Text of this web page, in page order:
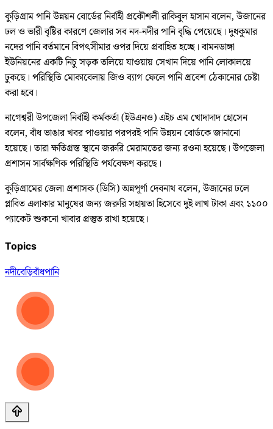
কুড়িগ্রাম পানি উন্নয়ন বোর্ডের নির্বাহী প্রকৌশলী রাকিবুল হাসান বলেন, উজানের
ঢল ও ভারী বৃষ্টির কারণে জেলার সব নদ-নদীর পানি বৃদ্ধি পেয়েছে। দুধকুমার
নদের পানি বর্তমানে বিপৎসীমার ওপর দিয়ে প্রবাহিত হচ্ছে। বামনডাঙ্গা
ইউনিয়নের একটি নিচু সড়ক তলিয়ে যাওয়ায় সেখান দিয়ে পানি লোকালয়ে
ঢুকছে। পরিস্থিতি মোকাবেলায় জিও ব্যাগ ফেলে পানি প্রবেশ ঠেকানোর চেষ্টা
করা হবে।
নাগেশ্বরী উপজেলা নির্বাহী কর্মকর্তা (ইউএনও) এইচ এম খোদাদাদ হোসেন
বলেন, বাঁধ ভাঙার খবর পাওয়ার পরপরই পানি উন্নয়ন বোর্ডকে জানানো
হয়েছে। তারা ক্ষতিগ্রস্ত স্থানে জরুরি মেরামতের জন্য রওনা হয়েছে। উপজেলা
প্রশাসন সার্বক্ষণিক পরিস্থিতি পর্যবেক্ষণ করছে।
কুড়িগ্রামের জেলা প্রশাসক (ডিসি) অন্নপূর্ণা দেবনাথ বলেন, উজানের ঢলে
প্লাবিত এলাকার মানুষের জন্য জরুরি সহায়তা হিসেবে দুই লাখ টাকা এবং ১১০০
প্যাকেট শুকনো খাবার প্রস্তুত রাখা হয়েছে।
Topics
নদীবেড়িবাঁধপানি